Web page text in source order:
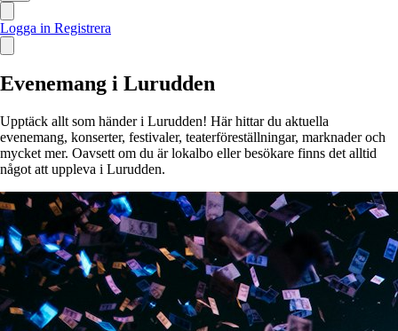
Logga in Registrera
Evenemang i Lurudden
Upptäck allt som händer i Lurudden! Här hittar du aktuella
evenemang, konserter, festivaler, teaterföreställningar, marknader och
mycket mer. Oavsett om du är lokalbo eller besökare finns det alltid
något att uppleva i Lurudden.